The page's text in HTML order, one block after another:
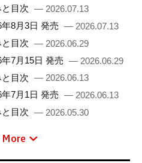
目次 — 2026.07.13
8月3日 発売 — 2026.07.13
目次 — 2026.06.29
7月15日 発売 — 2026.06.29
目次 — 2026.06.13
7月1日 発売 — 2026.06.13
目次 — 2026.05.30